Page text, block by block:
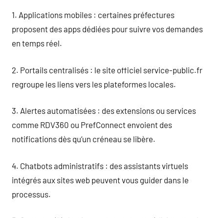
1. Applications mobiles : certaines préfectures
proposent des apps dédiées pour suivre vos demandes
en temps réel.
2. Portails centralisés : le site officiel service-public.fr
regroupe les liens vers les plateformes locales.
3. Alertes automatisées : des extensions ou services
comme RDV360 ou PrefConnect envoient des
notifications dès qu’un créneau se libère.
4. Chatbots administratifs : des assistants virtuels
intégrés aux sites web peuvent vous guider dans le
processus.